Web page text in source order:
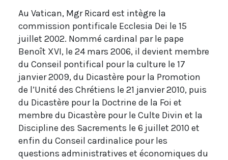
Au Vatican, Mgr Ricard est intègre la
commission pontificale Ecclesia Dei le 15
juillet 2002. Nommé cardinal par le pape
Benoît XVI, le 24 mars 2006, il devient membre
du Conseil pontifical pour la culture le 17
janvier 2009, du Dicastère pour la Promotion
de l’Unité des Chrétiens le 21 janvier 2010, puis
du Dicastère pour la Doctrine de la Foi et
membre du Dicastère pour le Culte Divin et la
Discipline des Sacrements le 6 juillet 2010 et
enfin du Conseil cardinalice pour les
questions administratives et économiques du